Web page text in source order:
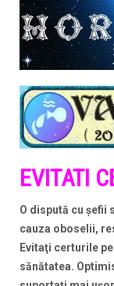
EVITATI
O dispută cu şefii
cauza oboselii,
Evitaţi certurile
sănătatea.